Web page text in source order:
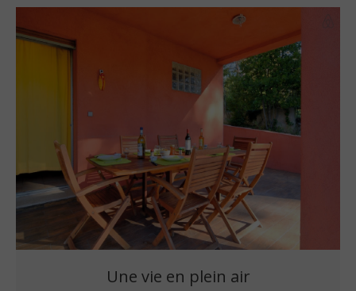
Une vie en plein air